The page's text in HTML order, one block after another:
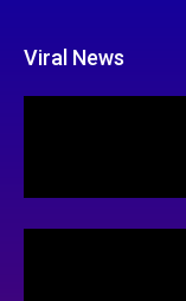
Viral News